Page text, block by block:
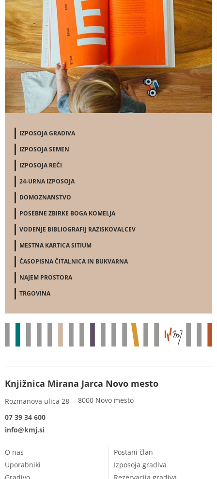
IZPOSOJA GRADIVA
IZPOSOJA SEMEN
IZPOSOJA REČI
24-URNA IZPOSOJA
DOMOZNANSTVO
POSEBNE ZBIRKE BOGA KOMELJA
VODENJE BIBLIOGRAFIJ RAZISKOVALCEV
MESTNA KARTICA SITIUM
ČASOPISNA ČITALNICA IN BUKVARNA
NAJEM PROSTORA
TRGOVINA
Knjižnica Mirana Jarca Novo mesto
Rozmanova ulica 28
8000 Novo mesto
07 39 34 600
info@kmj.si
O nas
Uporabniki
Postani član
Izposoja gradiva